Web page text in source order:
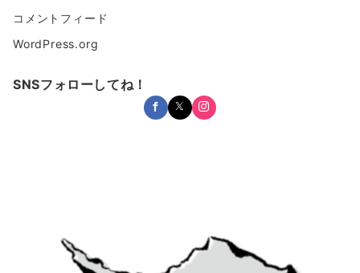
コメントフィード
WordPress.org
SNSフォローしてね！